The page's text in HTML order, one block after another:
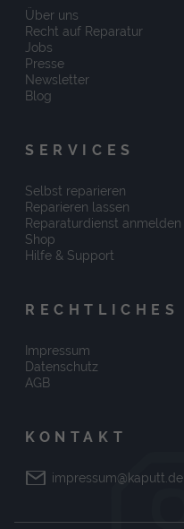
Über uns
Recht auf Reparatur
Jobs
Presse
Newsletter
Blog
SERVICES
Selbst reparieren
Reparieren lassen
Reparaturdienst anmelden
Shop
Hilfe & Support
RECHTLICHES
Impressum
Datenschutz
AGB
KONTAKT
impressum@kaputt.de